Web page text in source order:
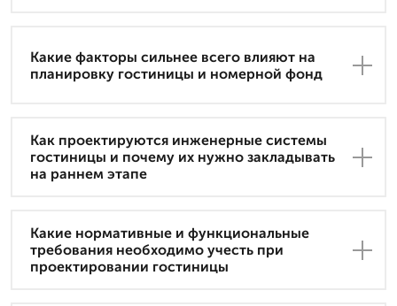
Какие факторы сильнее всего влияют на
планировку гостиницы и номерной фонд
Как проектируются инженерные системы
гостиницы и почему их нужно закладывать
на раннем этапе
Какие нормативные и функциональные
требования необходимо учесть при
проектировании гостиницы